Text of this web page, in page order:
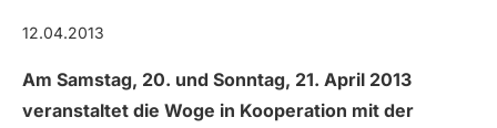
12.04.2013
Am Samstag, 20. und Sonntag, 21. April 2013
veranstaltet die Woge in Kooperation mit der